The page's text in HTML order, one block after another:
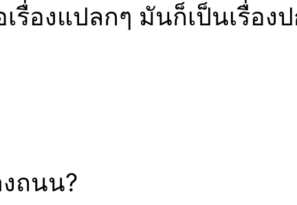
รื่องแปลกๆ มันก็เป็นเรื่อง
ถนน?